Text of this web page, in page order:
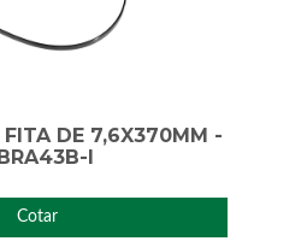
FITA DE 7,6X370MM -
I
Cotar